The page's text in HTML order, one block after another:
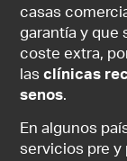
casas
garantía y que
coste extra,
lasclínicas
senos.
En algunos
servicios pre y